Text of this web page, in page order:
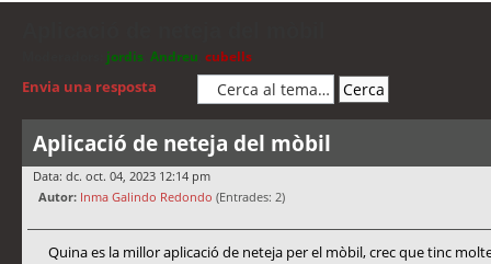
jordis Andreu cubells
Envia una resposta
Aplicació de neteja del mòbil
Data: dc. oct. 04, 2023 12:14 pm
Autor: Inma Galindo Redondo (Entrades: 2)
Quina es la millor aplicació de neteja per el mòbil, crec que tinc